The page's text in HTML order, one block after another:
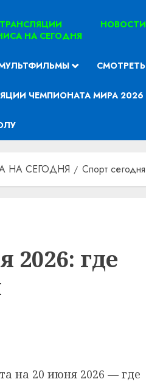
ТРАНСЛЯЦИИ
НА СЕГОДНЯ
ЧЕМПИОНАТА МИРА
НА СЕГОДНЯ Спорт
2026: где
на 20 июня 2026 — где